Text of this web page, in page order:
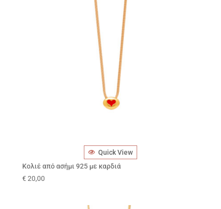
Quick View
Κολιέ από ασήμι 925 με καρδιά
€ 20,00